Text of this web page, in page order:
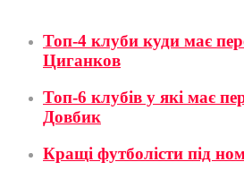
Топ-4 клуби куди має
Циганков
Топ-6 клубів у які має
Довбик
Кращі футболісти під